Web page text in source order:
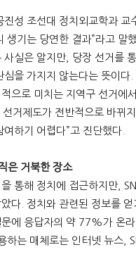
성 조선대 정치외교학과 교
생기는 당연한 결과”라고 말
사실은 알지만, 당장 선거를
을 가지지 않는다는 뜻이다.
으로 미치는 지역구 선거에
거제도가 전반적으로 바뀌
하기 어렵다”고 진단했다.
은 거북한 장소
통해 정치에 접근하지만,
다. 정치와 관련된 정보를 얻
에 응답자의 약 77%가 온
하는 매체로는 인터넷 뉴스,